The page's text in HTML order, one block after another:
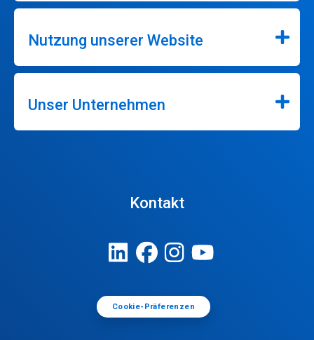
Nutzung unserer Website
Unser Unternehmen
Kontakt
Cookie-Präferenzen